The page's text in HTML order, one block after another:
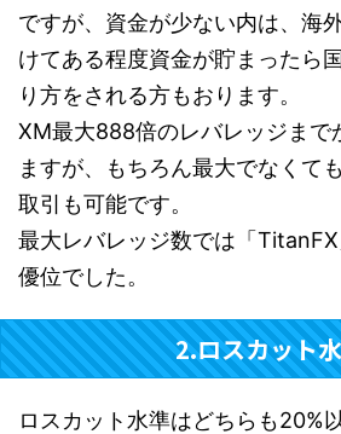
ですが、資金が少ない内は、海
けてある程度資金が貯まったら
り方をされる方もおります。
XM最大888倍のレバレッジまで
ますが、もちろん最大でなくて
取引も可能です。
最大レバレッジ数では「
優位でした。
2.ロスカット
ロスカット水準はどちらも20%